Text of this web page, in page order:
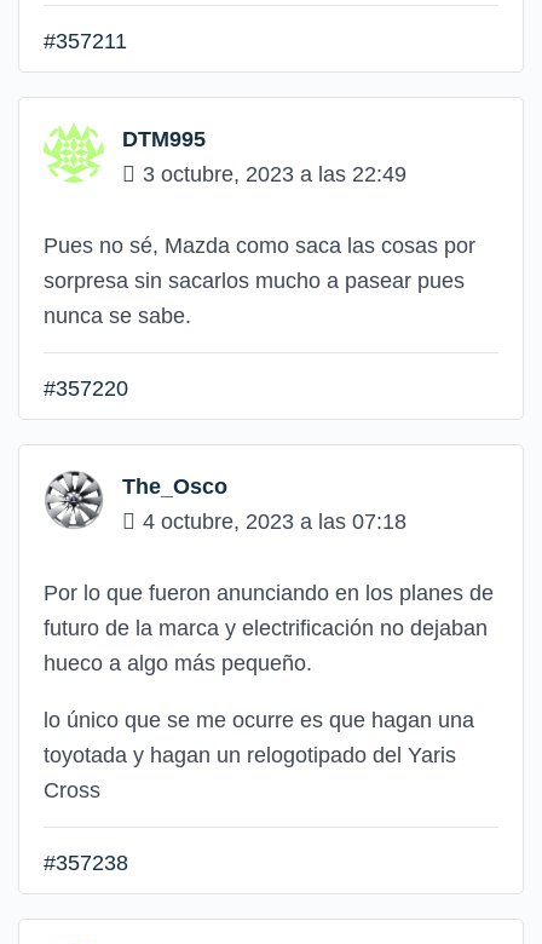
#357211
DTM995
3 octubre, 2023 a las 22:49
Pues no sé, Mazda como saca las cosas por
sorpresa sin sacarlos mucho a pasear pues
nunca se sabe.
#357220
The_Osco
4 octubre, 2023 a las 07:18
Por lo que fueron anunciando en los planes de
futuro de la marca y electrificación no dejaban
hueco a algo más pequeño.
lo único que se me ocurre es que hagan una
toyotada y hagan un relogotipado del Yaris
Cross
#357238